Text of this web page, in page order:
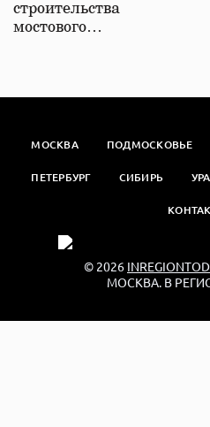
строительства
мостового…
МОСКВА ПОДМОСКОВЬЕ
ПЕТЕРБУРГ СИБИРЬ
© 2026
МОСКВА. В